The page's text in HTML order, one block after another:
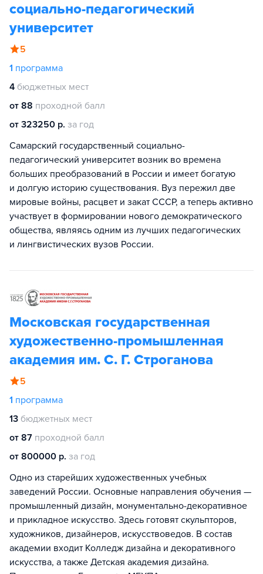
социально-педагогический
университет
5
1 программа
4 бюджетных мест
от 88 проходной балл
от 323250 р. за год
Самарский государственный социально-
педагогический университет возник во времена
больших преобразований в России и имеет богатую
и долгую историю существования. Вуз пережил две
мировые войны, расцвет и закат СССР, а теперь активно
участвует в формировании нового демократического
общества, являясь одним из лучших педагогических
и лингвистических вузов России.
Московская государственная
художественно-промышленная
академия им. С. Г. Строганова
5
1 программа
13 бюджетных мест
от 87 проходной балл
от 800000 р. за год
Одно из старейших художественных учебных
заведений России. Основные направления обучения —
промышленный дизайн, монументально-декоративное
и прикладное искусство. Здесь готовят скульпторов,
художников, дизайнеров, искусствоведов. В состав
академии входит Колледж дизайна и декоративного
искусства, а также Детская академия дизайна.